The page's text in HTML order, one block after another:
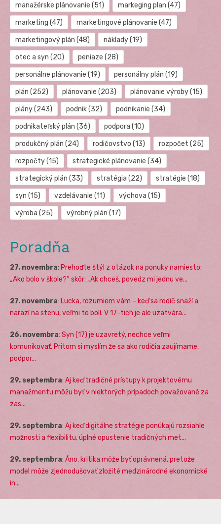
manažérske plánovanie (51) markeging plan (47)
marketing (47) marketingové plánovanie (47)
marketingový plán (48) náklady(19)
otec a syn (20) peniaze (28)
personálne plánovanie (19) personálny plán (19)
plán (252) plánovanie (203) plánovanie výroby(15)
plány(243) podnik(32) podnikanie (34)
podnikateľský plán (36) podpora (10)
produkčný plán (24) rodičovstvo (13) rozpočet (25)
rozpočty(15) strategické plánovanie (34)
strategický plán (33) stratégia (22) stratégie (18)
syn (15) vzdelávanie (11) výchova (15)
výroba (25) výrobný plán (17)
Poradňa
27. novembra: Prehoďte štýl z otázok na ponuky namiesto:
„Ako bolo v škole?“ skôr: „Ak chceš, povedz mi jednu ve...
27. novembra: Lucka, rozumiem vám – keď sa rodič snaží a
narazí na stenu, veľmi to bolí. V 17-tich je ale uzatvára...
26. novembra: Syn (17) je uzavretý, nechce veľmi
komunikovať. Pritom si myslím že sa ako rodičia zaujímame,
podpor...
29. septembra: Aj keď tradičné prístupy k projektovému
manažmentu môžu byť v niektorých prípadoch považované za
zas...
29. septembra: Aj keď digitálne stratégie ponúkajú rozsiahle
možnosti a flexibilitu, úplné opustenie tradičných met...
29. septembra: Áno, kritika môže byť oprávnená, pretože
model môže zjednodušovať zložité medzinárodné ekonomické
in...